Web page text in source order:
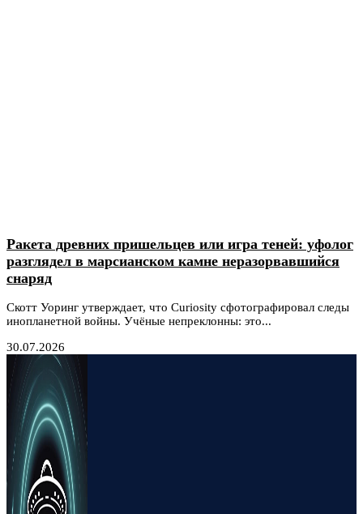
Ракета древних пришельцев или игра теней: уфолог
разглядел в марсианском камне неразорвавшийся
снаряд
Скотт Уоринг утверждает, что Curiosity сфотографировал следы
инопланетной войны. Учёные непреклонны: это...
30.07.2026